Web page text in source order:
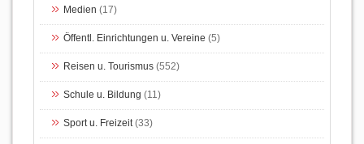
Medien (17)
Öffentl. Einrichtungen u. Vereine (5)
Reisen u. Tourismus (552)
Schule u. Bildung (11)
Sport u. Freizeit(33)